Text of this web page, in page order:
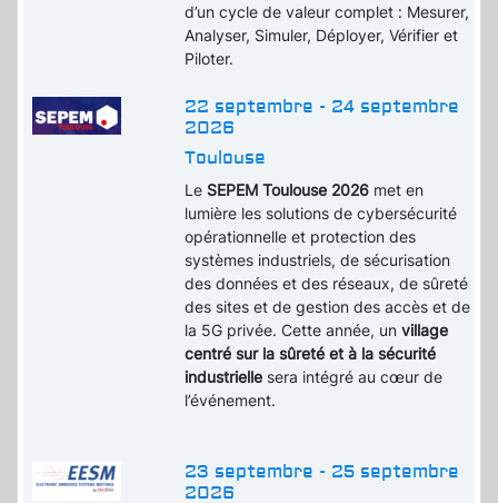
d’un cycle de valeur complet : Mesurer,
Analyser, Simuler, Déployer, Vérifier et
Piloter.
22 septembre - 24 septembre
2026
Toulouse
Le SEPEM Toulouse 2026 met en
lumière les solutions de cybersécurité
opérationnelle et protection des
systèmes industriels, de sécurisation
des données et des réseaux, de sûreté
des sites et de gestion des accès et de
la 5G privée. Cette année, unvillage
centré sur la sûreté et à la sécurité
industrielle sera intégré au cœur de
l’événement.
23 septembre - 25 septembre
2026